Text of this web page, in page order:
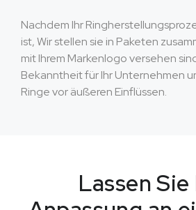
Nachdem Ihr
ist, Wir stellen sie in Paketen
mit Ihrem Markenlogo versehen
Bekanntheit für Ihr Unternehmen
Ringe vor äußeren Einflüssen.
Lassen Sie